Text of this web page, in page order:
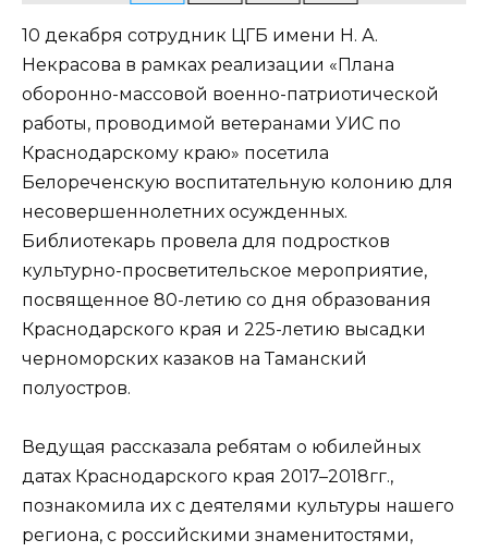
10 декабря сотрудник ЦГБ имени Н. А.
Некрасова в рамках реализации «Плана
оборонно-массовой военно-патриотической
работы, проводимой ветеранами УИС по
Краснодарскому краю» посетила
Белореченскую воспитательную колонию для
несовершеннолетних осужденных.
Библиотекарь провела для подростков
культурно-просветительское мероприятие,
посвященное 80-летию со дня образования
Краснодарского края и 225-летию высадки
черноморских казаков на Таманский
полуостров.
Ведущая рассказала ребятам о юбилейных
датах Краснодарского края 2017–2018гг.,
познакомила их с деятелями культуры нашего
региона, с российскими знаменитостями,